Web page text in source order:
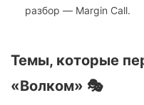
разбор — Margin Call.
Темы, которые
«Волком» 🎭